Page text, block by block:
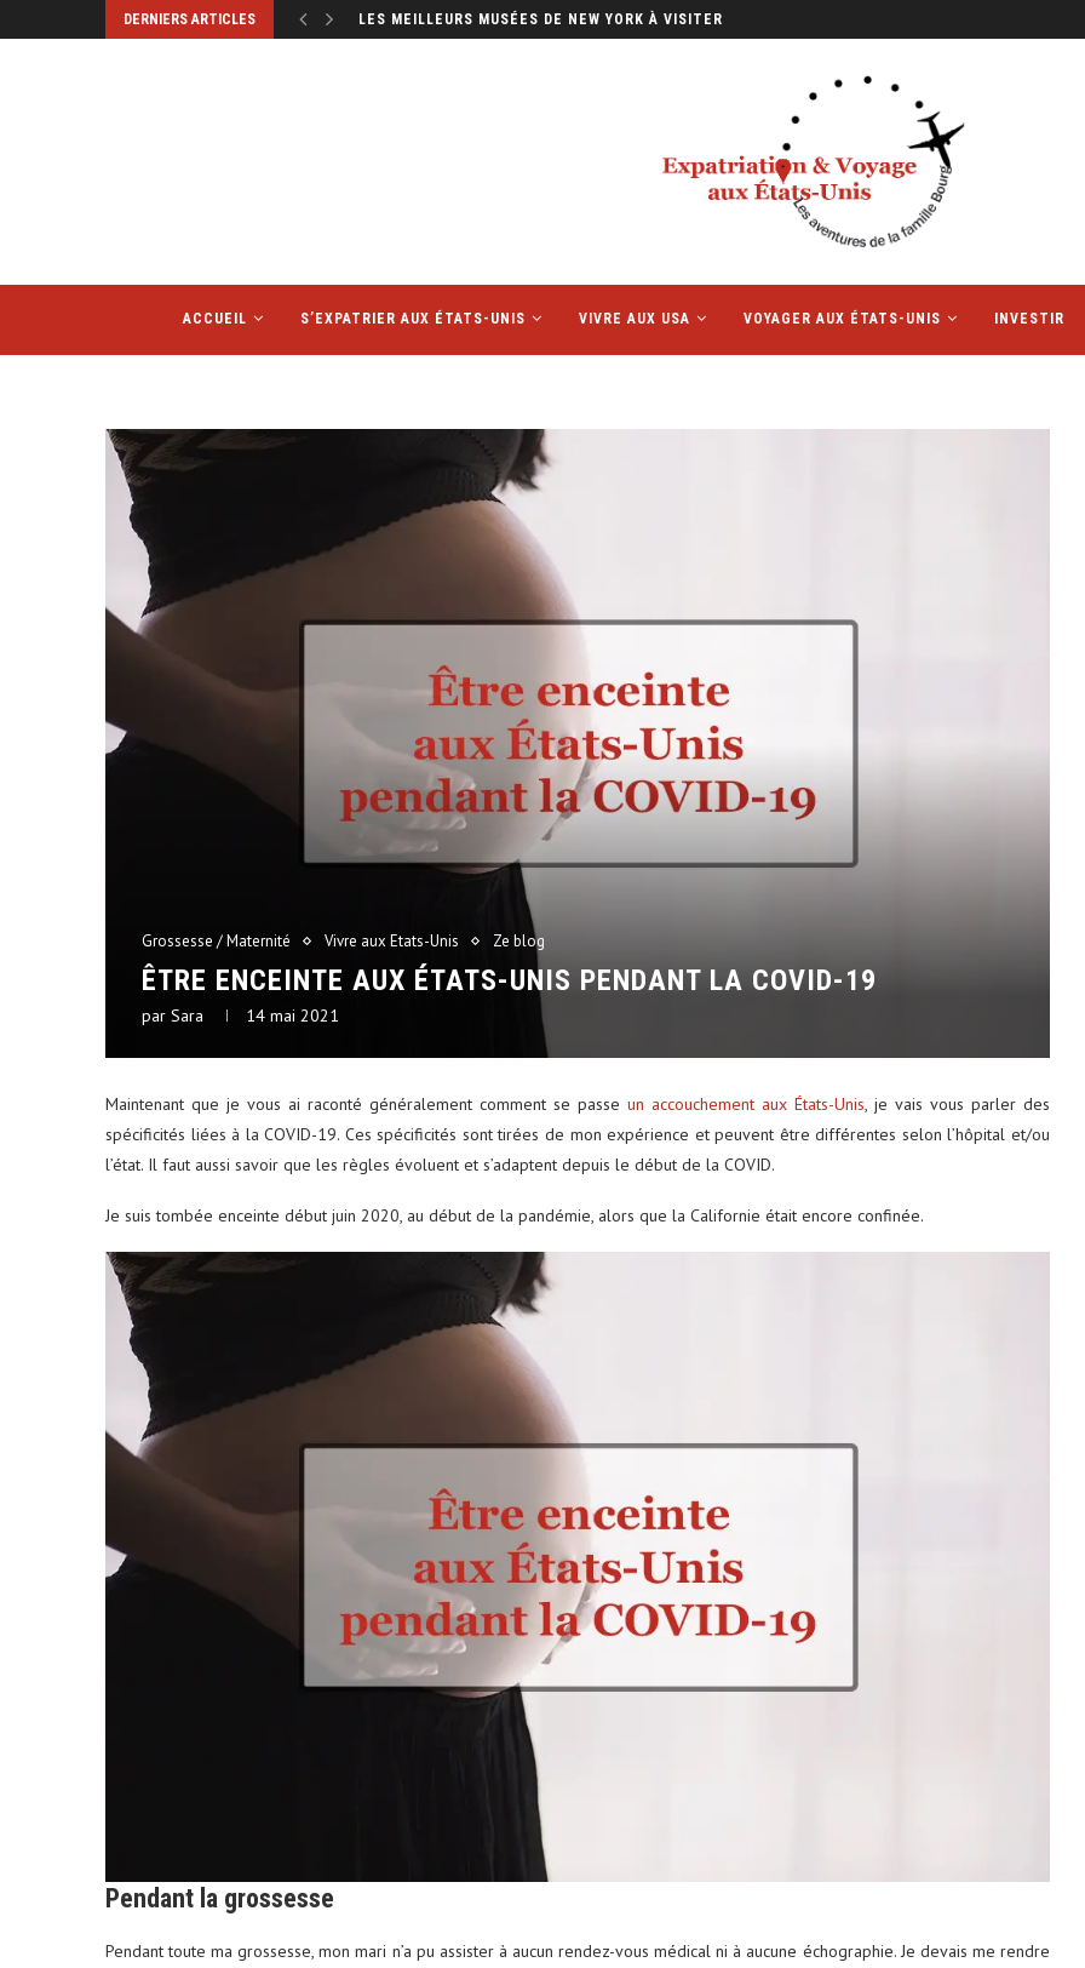
DERNIERS ARTICLES LES MEILLEURS MUSÉES DE NEW YORK À VISITER
ACCUEIL S’EXPATRIER AUX ÉTATS-UNIS VIVRE AUX USA VOYAGER AUX ÉTATS-UNIS INVESTIR
Grossesse / Maternité Vivre aux Etats-Unis Ze blog
ÊTRE ENCEINTE AUX ÉTATS-UNIS PENDANT LA COVID-19
par Sara 14 mai 2021
Maintenant que je vous ai raconté généralement comment se passe un accouchement aux États-Unis, je vais vous parler des
spécificités liées à la COVID-19. Ces spécificités sont tirées de mon expérience et peuvent être différentes selon l’hôpital et/ou
l’état. Il faut aussi savoir que les règles évoluent et s’adaptent depuis le début de la COVID.
Je suis tombée enceinte début juin 2020, au début de la pandémie, alors que la Californie était encore confinée.
Pendant la grossesse
Pendant toute ma grossesse, mon mari n’a pu assister à aucun rendez-vous médical ni à aucune échographie. Je devais me rendre
Louer une voiture aux États-Unis : 8
conseils...